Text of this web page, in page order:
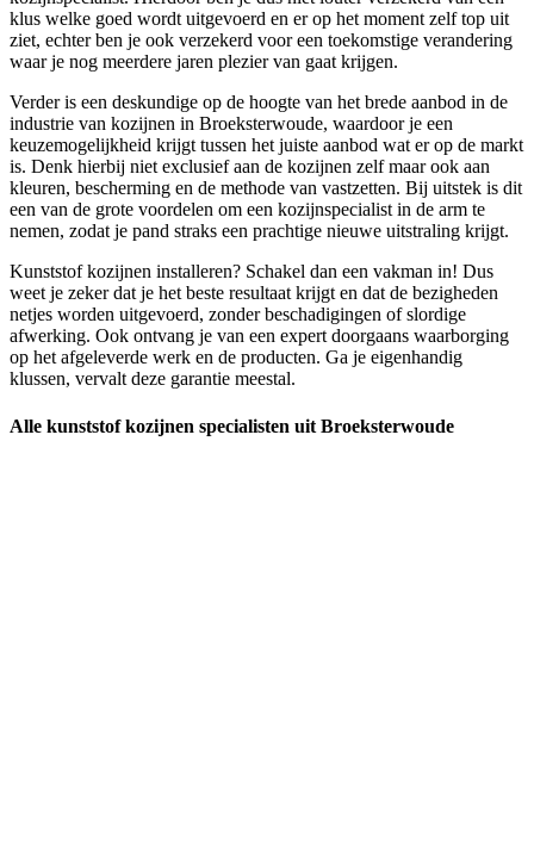
klus welke goed wordt uitgevoerd en er op het moment zelf top uit
ziet, echter ben je ook verzekerd voor een toekomstige verandering
waar je nog meerdere jaren plezier van gaat krijgen.
Verder is een deskundige op de hoogte van het brede aanbod in de
industrie van kozijnen in Broeksterwoude, waardoor je een
keuzemogelijkheid krijgt tussen het juiste aanbod wat er op de markt
is. Denk hierbij niet exclusief aan de kozijnen zelf maar ook aan
kleuren, bescherming en de methode van vastzetten. Bij uitstek is dit
een van de grote voordelen om een kozijnspecialist in de arm te
nemen, zodat je pand straks een prachtige nieuwe uitstraling krijgt.
Kunststof kozijnen installeren? Schakel dan een vakman in! Dus
weet je zeker dat je het beste resultaat krijgt en dat de bezigheden
netjes worden uitgevoerd, zonder beschadigingen of slordige
afwerking. Ook ontvang je van een expert doorgaans waarborging
op het afgeleverde werk en de producten. Ga je eigenhandig
klussen, vervalt deze garantie meestal.
Alle kunststof kozijnen specialisten uit Broeksterwoude